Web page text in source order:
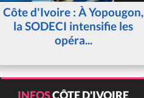
Côte d'Ivoire : À Yopougon,
la SODECI intensifie les
opéra...
INFOSCÔTE D'IVOIRE